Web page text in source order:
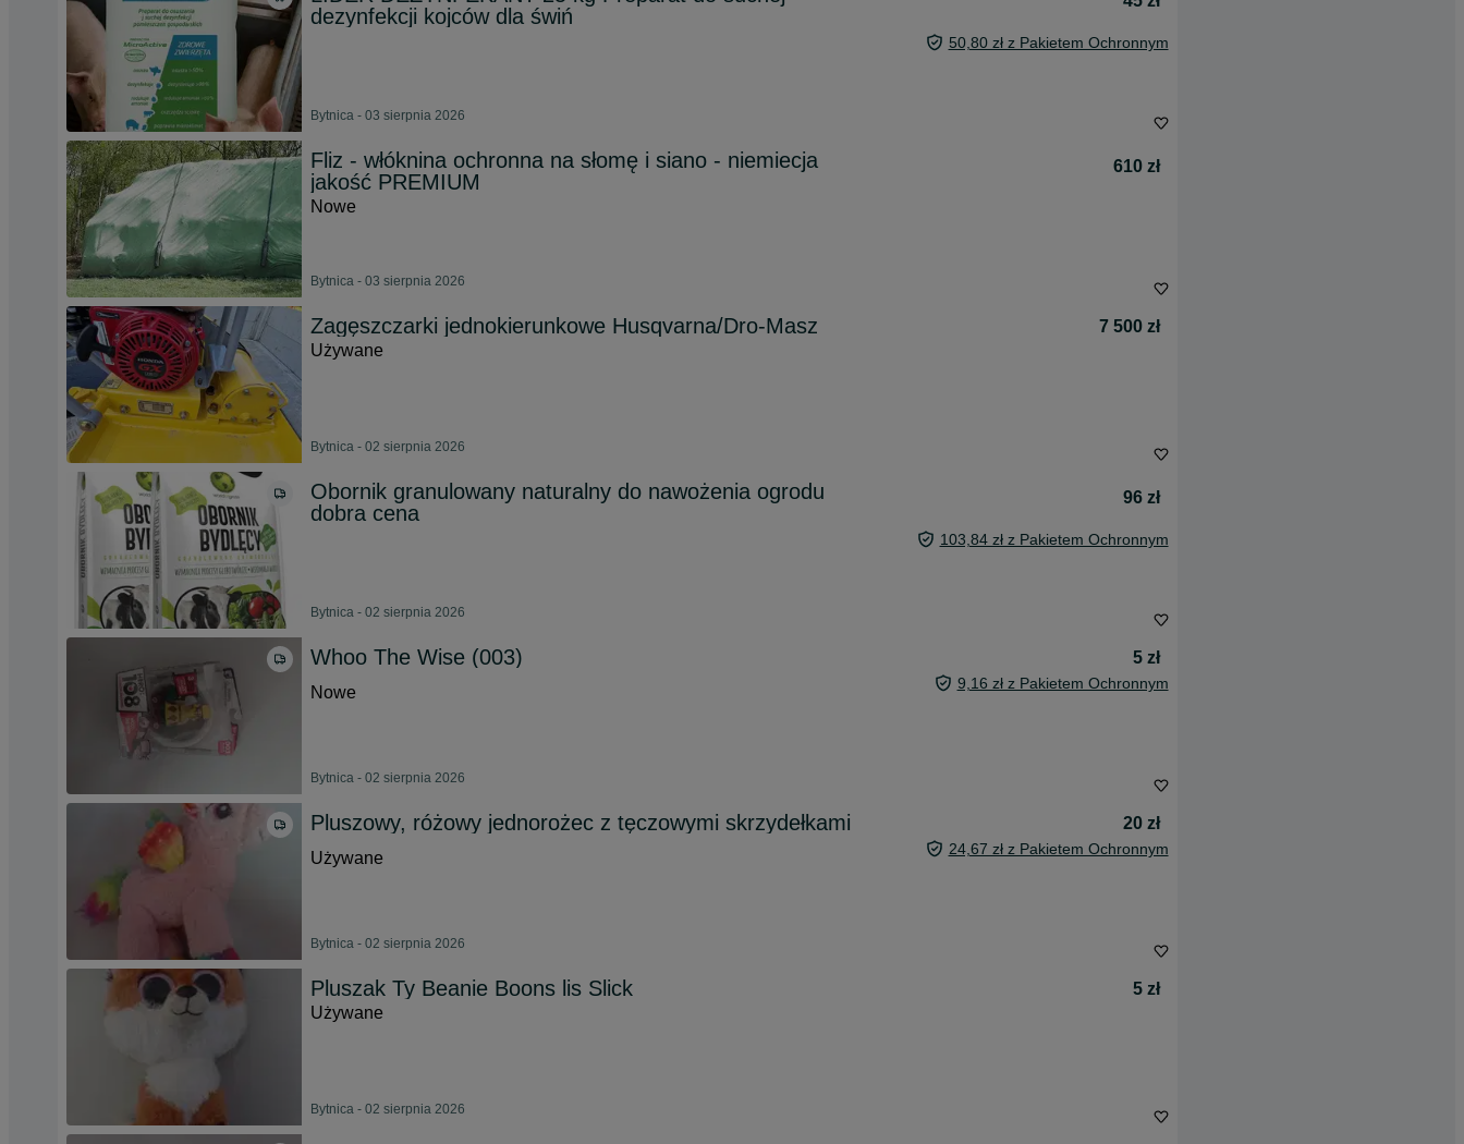
dezynfekcji kojców dla świń
50,80 zł z Pakietem Ochronnym
Bytnica - 03 sierpnia 2026
Fliz - włóknina ochronna na słomę i siano - niemiecja
jakość PREMIUM
610 zł
Nowe
Bytnica - 03 sierpnia 2026
Zagęszczarki jednokierunkowe Husqvarna/Dro-Masz
7 500 zł
Używane
Bytnica - 02 sierpnia 2026
Obornik granulowany naturalny do nawożenia ogrodu
dobra cena
96 zł
103,84 zł z Pakietem Ochronnym
Bytnica - 02 sierpnia 2026
Whoo The Wise (003)
5 zł
Nowe
9,16 zł z Pakietem Ochronnym
Bytnica - 02 sierpnia 2026
Pluszowy, różowy jednorożec z tęczowymi skrzydełkami
20 zł
Używane
24,67 zł z Pakietem Ochronnym
Bytnica - 02 sierpnia 2026
Pluszak Ty Beanie Boons lis Slick
5 zł
Używane
Bytnica - 02 sierpnia 2026